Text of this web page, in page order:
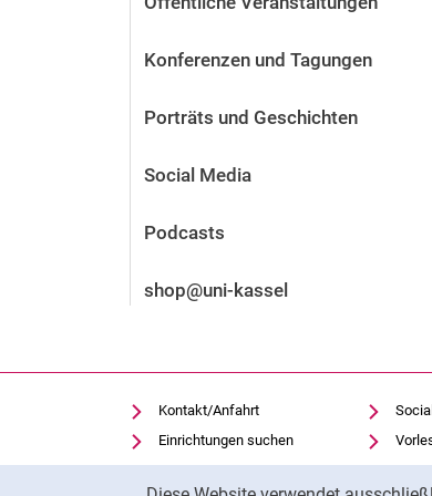
Stellenangebote
Alum­ni und Freunde
Kontakt und Standorte
Konferenzen und Tagungen
Porträts und Geschichten
Social Media
Podcasts
shop@uni-kassel
Kontakt/Anfahrt
Einrichtungen suchen
Stellenangebote